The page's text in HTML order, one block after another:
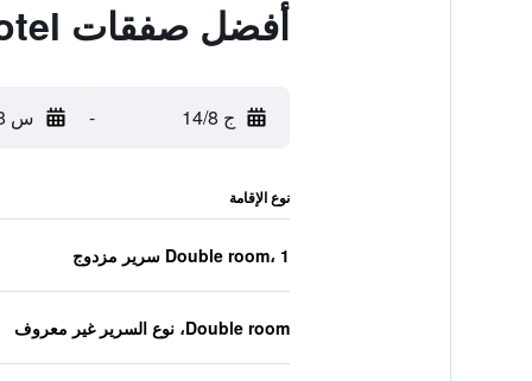
أفضل صفقات Fish Creek Hotel
ج 14/8 - س 15/8
نوع الإقامة
Double room، 1 سرير مزدوج
Double room، نوع السرير غير معروف